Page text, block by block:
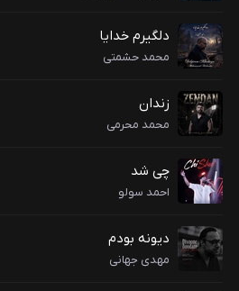
دلگیرم خدایا
محمد حشمتی
زندان
محمد محرمی
چی شد
احمد سولو
دیونه بودم
مهدی جهانی